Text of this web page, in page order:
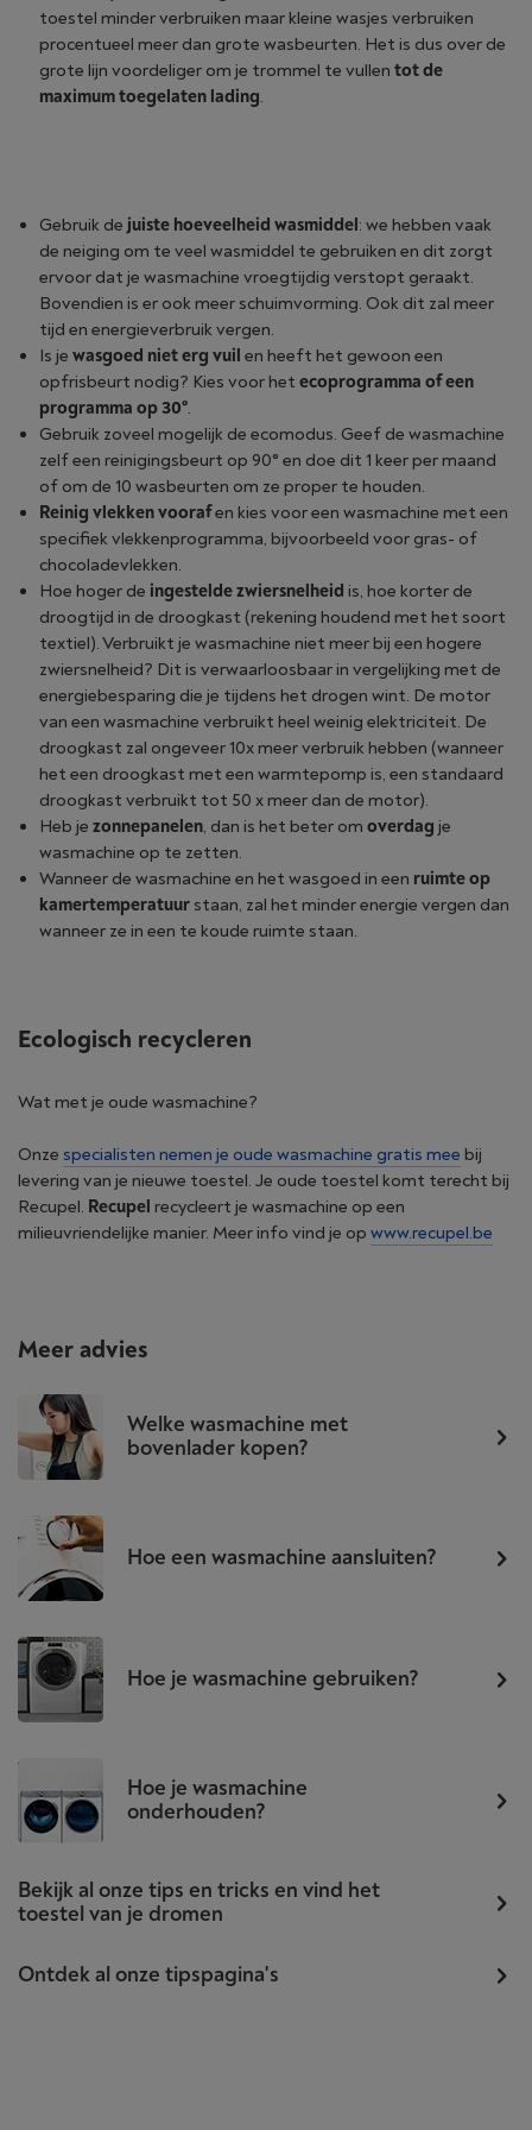
toestel minder verbruiken maar kleine wasjes verbruiken
procentueel meer dan grote wasbeurten. Het is dus over de
grote lijn voordeliger om je trommel te vullen tot de
maximum toegelaten lading.
Gebruik de juiste hoeveelheid wasmiddel: we hebben vaak
de neiging om te veel wasmiddel te gebruiken en dit zorgt
ervoor dat je wasmachine vroegtijdig verstopt geraakt.
Bovendien is er ook meer schuimvorming. Ook dit zal meer
tijd en energieverbruik vergen.
Is je wasgoed niet erg vuil en heeft het gewoon een
opfrisbeurt nodig? Kies voor het ecoprogramma of een
programma op 30°.
Gebruik zoveel mogelijk de ecomodus. Geef de wasmachine
zelf een reinigingsbeurt op 90° en doe dit 1 keer per maand
of om de 10 wasbeurten om ze proper te houden.
Reinig vlekken voorafen kies voor een wasmachine met een
specifiek vlekkenprogramma, bijvoorbeeld voor gras- of
chocoladevlekken.
Hoe hoger de ingestelde zwiersnelheid is, hoe korter de
droogtijd in de droogkast (rekening houdend met het soort
textiel). Verbruikt je wasmachine niet meer bij een hogere
zwiersnelheid? Dit is verwaarloosbaar in vergelijking met de
energiebesparing die je tijdens het drogen wint. De motor
van een wasmachine verbruikt heel weinig elektriciteit. De
droogkast zal ongeveer 10x meer verbruik hebben (wanneer
het een droogkast met een warmtepomp is, een standaard
droogkast verbruikt tot 50 x meer dan de motor).
Heb je zonnepanelen, dan is het beter om overdag je
wasmachine op te zetten.
Wanneer de wasmachine en het wasgoed in een ruimte op
kamertemperatuur staan, zal het minder energie vergen dan
wanneer ze in een te koude ruimte staan.
Ecologisch recycleren
Wat met je oude wasmachine?
Onze specialisten nemen je oude wasmachine gratis mee bij
levering van je nieuwe toestel. Je oude toestel komt terecht bij
Recupel. Recupel recycleert je wasmachine op een
milieuvriendelijke manier. Meer info vind je op www.recupel.be
Meer advies
Welke wasmachine met
bovenlader kopen?
Hoe een wasmachine aansluiten?
Hoe je wasmachine gebruiken?
Hoe je wasmachine
onderhouden?
Bekijk al onze tips en tricks en vind het
toestel van je dromen
Ontdek al onze tipspagina's